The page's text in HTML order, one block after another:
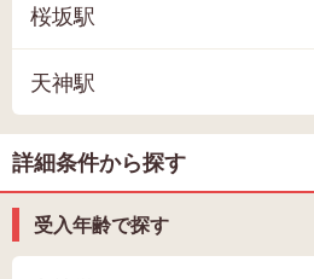
桜坂駅
天神駅
詳細条件から探す
受入年齢で探す